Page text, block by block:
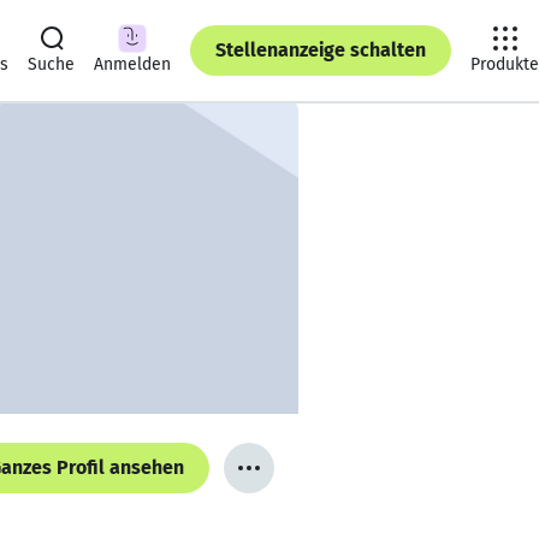
Suche Anmelden
Stellenanzeige schalten
Produkte
Profil ansehen